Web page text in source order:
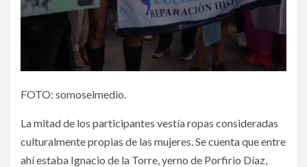
FOTO: somoselmedio.
La mitad de los participantes vestía ropas consideradas
culturalmente propias de las mujeres. Se cuenta que entre
ahí estaba Ignacio de la Torre, yerno de Porfirio Díaz,